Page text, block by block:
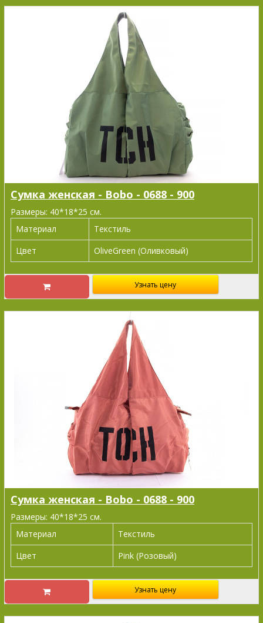
Сумка женская - Bobo - 0688 - 900
Размеры: 40*18*25 см.
Материал
Текстиль
Цвет
OliveGreen (Оливковый)
Узнать цену
Сумка женская - Bobo - 0688 - 900
Размеры: 40*18*25 см.
Материал
Текстиль
Цвет
Pink (Розовый)
Узнать цену